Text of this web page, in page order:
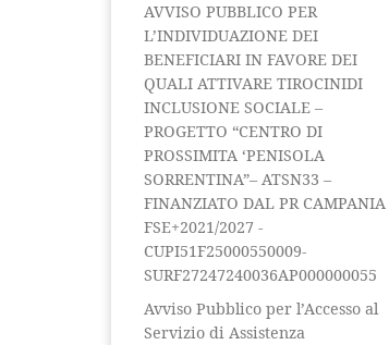
AVVISO PUBBLICO PER
L’INDIVIDUAZIONE DEI
BENEFICIARI IN FAVORE DEI
QUALI ATTIVARE TIROCINIDI
INCLUSIONE SOCIALE –
PROGETTO “CENTRO DI
PROSSIMITA ‘PENISOLA
SORRENTINA”– ATSN33 –
FINANZIATO DAL PR CAMPANIA
FSE+2021/2027 -
CUPI51F25000550009-
SURF27247240036AP000000055
Avviso Pubblico per l’Accesso al
Servizio di Assistenza